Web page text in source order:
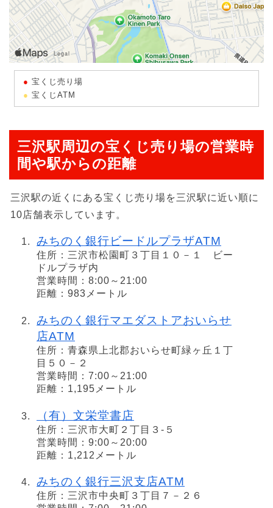
宝くじ売り場
宝くじATM
三沢駅周辺の宝くじ売り場の営業時
間や駅からの距離
三沢駅の近くにある宝くじ売り場を三沢駅に近い順に
10店舗表示しています。
みちのく銀行ビードルプラザATM
住所：三沢市松園町３丁目１０－１ ビー
ドルプラザ内
営業時間：8:00～21:00
距離：983メートル
みちのく銀行マエダストアおいらせ
店ATM
住所：青森県上北郡おいらせ町緑ヶ丘１丁
目５０－２
営業時間：7:00～21:00
距離：1,195メートル
（有）文栄堂書店
住所：三沢市大町２丁目３‐５
営業時間：9:00～20:00
距離：1,212メートル
みちのく銀行三沢支店ATM
住所：三沢市中央町３丁目７－２６